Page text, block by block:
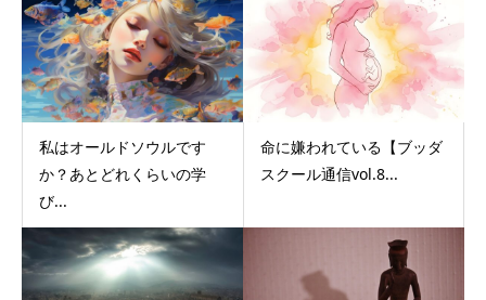
私はオールドソウルです
か？あとどれくらいの学
び...
命に嫌われている【ブッダ
スクール通信vol.8...